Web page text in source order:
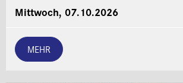
Mittwoch, 07.10.2026
MEHR